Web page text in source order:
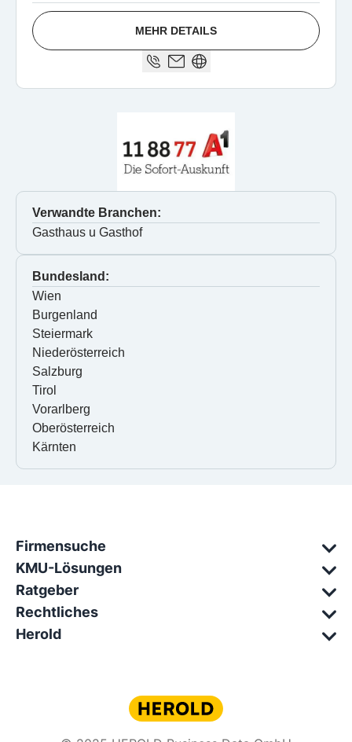
MEHR DETAILS
Verwandte Branchen:
Gasthaus u Gasthof
Bundesland:
Wien
Burgenland
Steiermark
Niederösterreich
Salzburg
Tirol
Vorarlberg
Oberösterreich
Kärnten
Firmensuche
KMU-Lösungen
Ratgeber
Rechtliches
Herold